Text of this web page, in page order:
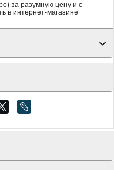
за разумную цену и с
в интернет-магазине